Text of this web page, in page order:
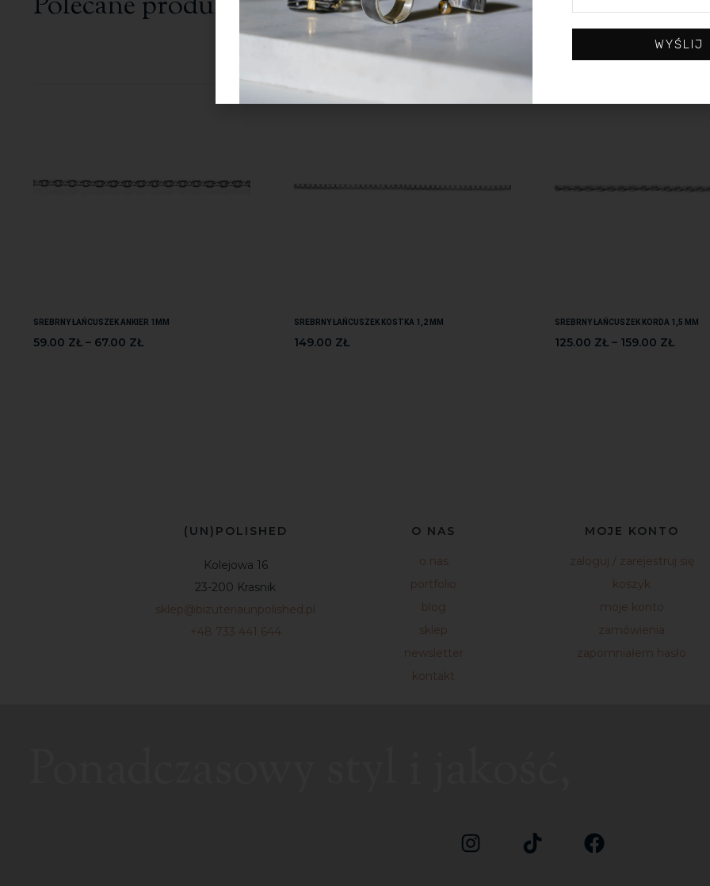
SREBRNY ŁAŃCUSZEK ANKIER 1MM
59.00 ZŁ – 67.00 ZŁ
SREBRNY ŁAŃCUSZEK KOSTKA 1,2 MM
149.00 ZŁ
SREBRNY ŁAŃCUSZEK KORDA 1,5 MM
125.00 ZŁ – 159.00 ZŁ
(UN)POLISHED
Kolejowa 16
23-200 Krasnik
sklep@bizuteriaunpolished.pl
+48 733 441 644
O NAS
o nas
portfolio
blog
sklep
newsletter
kontakt
MOJE KONTO
zaloguj / zarejestruj się
koszyk
moje konto
zamówienia
zapomniałem hasło
WYŚLIJ